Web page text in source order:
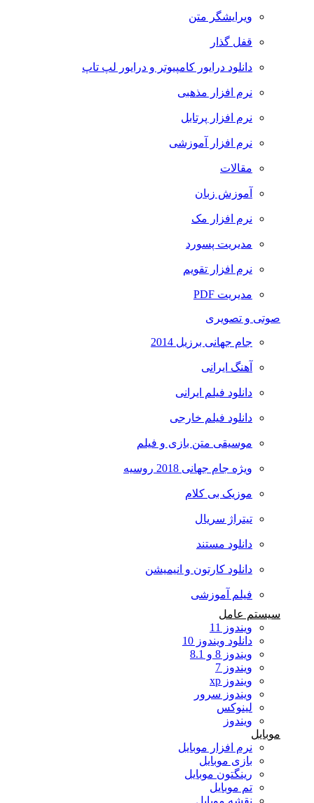
ویرایشگر متن
قفل گذار
دانلود درایور کامپیوتر و درایور لپ تاپ
نرم افزار مذهبی
نرم افزار پرتابل
نرم افزار آموزشی
مقالات
آموزش زبان
نرم افزار مک
مدیریت پسورد
نرم افزار تقویم
مدیریت PDF
صوتی و تصویری
جام جهانی برزیل 2014
آهنگ ایرانی
دانلود فیلم ایرانی
دانلود فیلم خارجی
موسیقی متن بازی و فیلم
ویژه جام جهانی 2018 روسیه
موزیک بی کلام
تیتراژ سریال
دانلود مستند
دانلود کارتون و انیمیشن
فیلم آموزشی
سیستم عامل
ویندوز 11
دانلود ویندوز 10
ویندوز 8 و 8.1
ویندوز 7
ویندوز xp
ویندوز سرور
لینوکس
ویندوز
موبایل
نرم افزار موبایل
بازی موبایل
رینگتون موبایل
تم موبایل
نقشه موبایل